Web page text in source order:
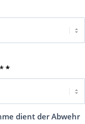
*
dient der Abwehr